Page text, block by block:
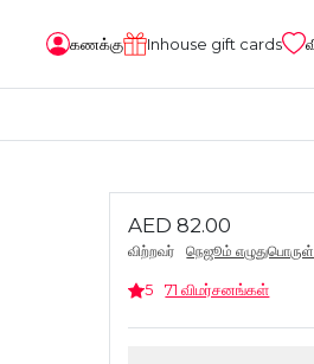
கணக்கு Inhouse gift cards
AED 82.00
விற்றவர் நெஜூம் எழுதுபொருள்
5 71 விமர்சனங்கள்